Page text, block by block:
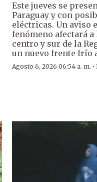
Este jueves se
Paraguay y con
eléctricas. Un aviso
fenómeno afectará
centro y sur de la
un nuevo frente frío
Agosto 6, 2026 06:54 a. m. ·